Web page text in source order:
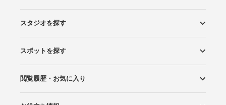
スタジオを探す
エリアから探す
こだわりから探す
NEW PHOTO STYLE
プランから探す
フォトタイプ診断
フォトグラファーから探す
国内リゾートから探す
スポットを探す
ロケーションから探す
スタジオから探す
閲覧履歴・お気に入り